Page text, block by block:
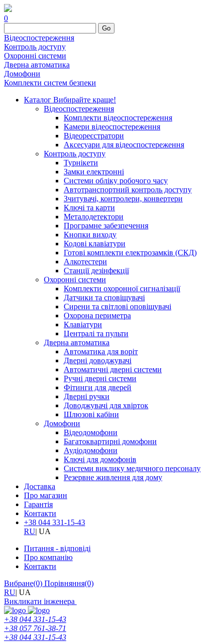
0
Go
Відеоспостереження
Контроль доступу
Охоронні системи
Дверна автоматика
Домофони
Комплекти систем безпеки
Каталог Вибирайте краще!
Відеоспостереження
Комплекти відеоспостереження
Камери відеоспостереження
Відеореєстратори
Аксесуари для відеоспостереження
Контроль доступу
Турнікети
Замки електронні
Системи обліку робочого часу
Автотранспортний контроль доступу
Зчитувачі, контролери, конвертери
Ключі та карти
Металодетектори
Програмне забезпечення
Кнопки виходу
Кодові клавіатури
Готові комплекти електрозамків (СКД)
Алкотестери
Станції дезінфекції
Охоронні системи
Комплекти охоронної сигналізації
Датчики та сповіщувачі
Сирени та світлові оповіщувачі
Охорона периметра
Клавіатури
Централі та пульти
Дверна автоматика
Автоматика для воріт
Дверні доводжувачі
Автоматичні дверні системи
Ручні дверні системи
Фітинги для дверей
Дверні ручки
Доводжувачі для хвірток
Шлюзові кабіни
Домофони
Відеодомофони
Багатоквартирні домофони
Аудіодомофони
Ключі для домофонів
Системи виклику медичного персоналу
Резервне живлення для дому
Доставка
Про магазин
Гарантія
Контакти
+38 044 331-15-43
RU| UA
Питання - відповіді
Про компанію
Контакти
Вибране(0) Порівняння(0)
RU| UA
Викликати інженера
+38 044 331-15-43
+38 057 761-38-71
+38 044 331-15-43